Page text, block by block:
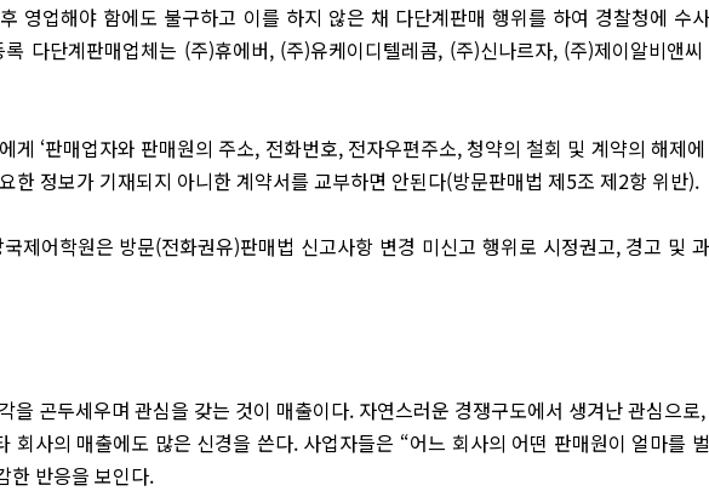
영업해야 함에도 불구하고 이를 하지 않은 채 다단계판매 행위를 하여 경찰청에 수
다단계판매업체는 (주)휴에버, (주)유케이디텔레콤, (주)신나르자, (주)제이알비앤씨
게 ‘판매업자와 판매원의 주소, 전화번호, 전자우편주소, 청약의 철회 및 계약의 해제
한 정보가 기재되지 아니한 계약서를 교부하면 안된다(방문판매법 제5조 제2항 위반).
제어학원은 방문(전화권유)판매법 신고사항 변경 미신고 행위로 시정권고, 경고 및
을 곤두세우며 관심을 갖는 것이 매출이다. 자연스러운 경쟁구도에서 생겨난 관심으로,
회사의 매출에도 많은 신경을 쓴다. 사업자들은 “어느 회사의 어떤 판매원이 얼마를
한 반응을 보인다.